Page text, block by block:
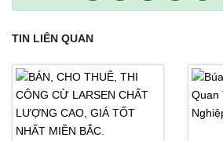
TIN LIÊN QUAN